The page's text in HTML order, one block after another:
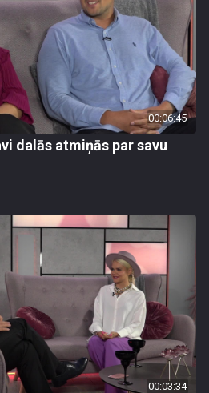
00:06:45
dalās atmiņās par savu
00:03:34